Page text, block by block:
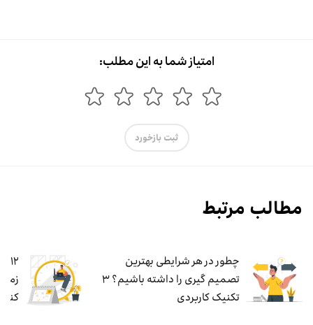
امتیاز شما به این مطلب:
ثبت بازخورد
مطالب مرتبط
چطور در هر شرایطی بهترین
تصمیم گیری را داشته باشیم؟ ۳
تکنیک کاربردی